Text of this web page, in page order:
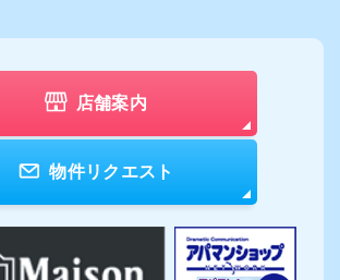
店舗案内
物件リクエスト